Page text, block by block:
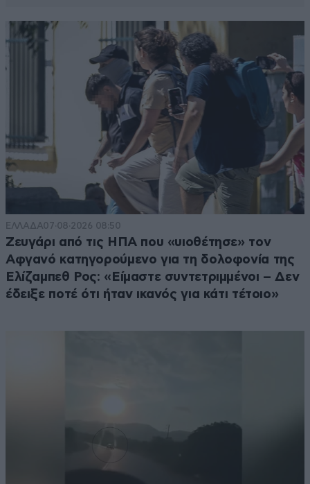
ΕΛΛΑΔΑ07·08·2026 08:50
Ζευγάρι από τις ΗΠΑ που «υιοθέτησε» τον
Αφγανό κατηγορούμενο για τη δολοφονία της
Ελίζαμπεθ Ρος: «Είμαστε συντετριμμένοι – Δεν
έδειξε ποτέ ότι ήταν ικανός για κάτι τέτοιο»